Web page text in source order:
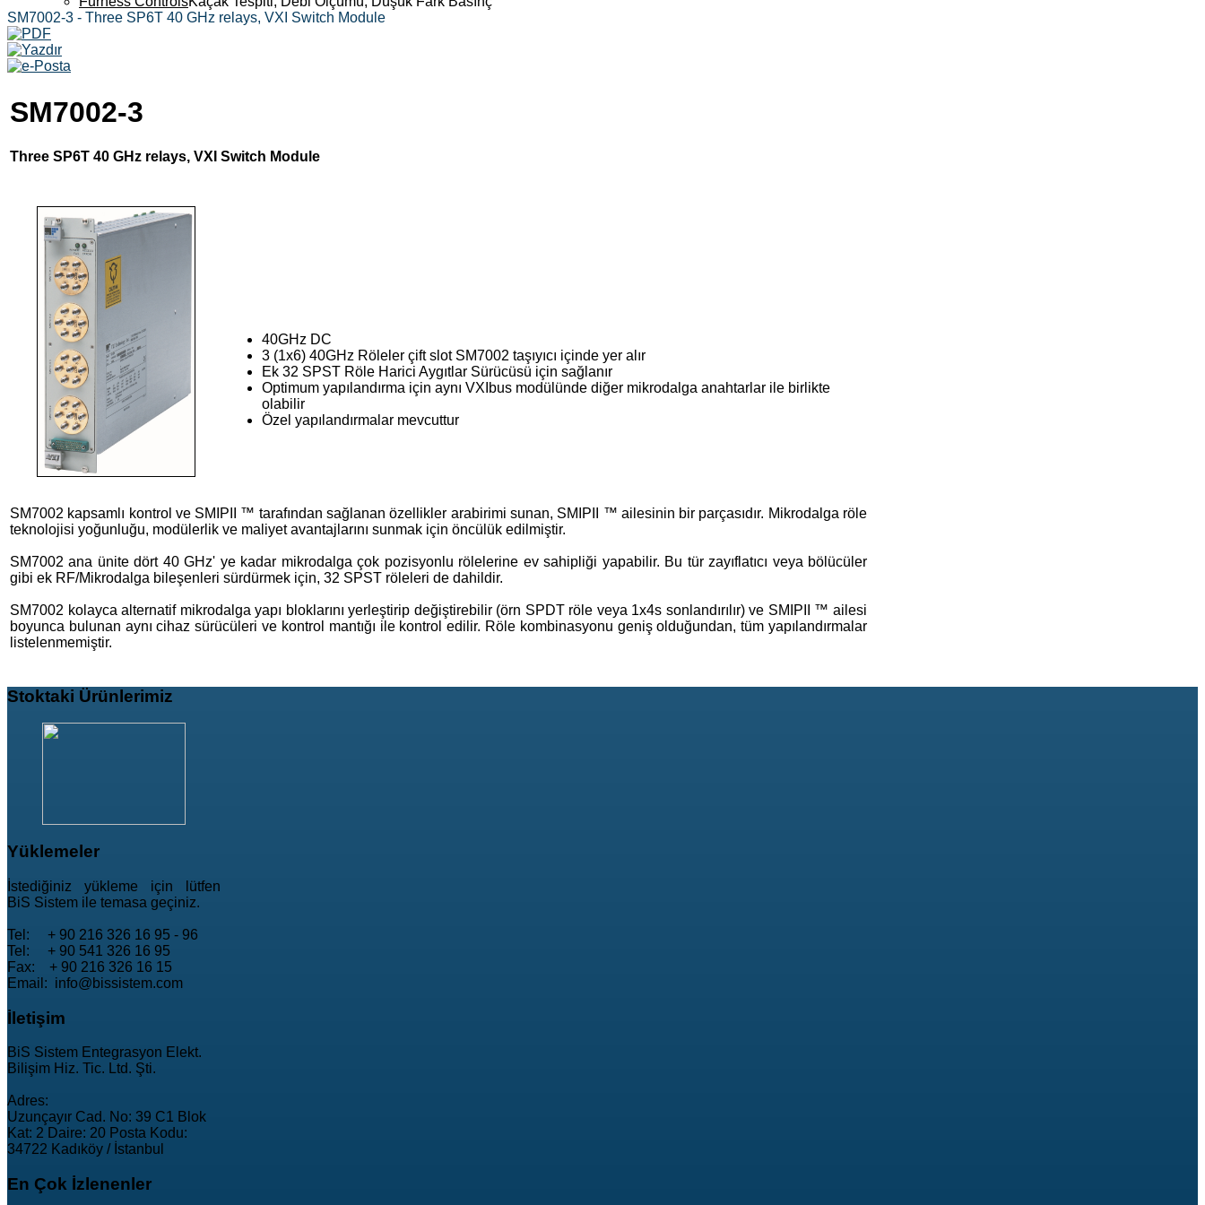
SM7002-3 - Three SP6T 40 GHz relays, VXI Switch Module
SM7002-3
Three SP6T 40 GHz relays, VXI Switch Module
40GHz DC
3 (1x6) 40GHz Röleler çift slot SM7002 taşıyıcı içinde yer alır
Ek 32 SPST Röle Harici Aygıtlar Sürücüsü için sağlanır
Optimum yapılandırma için aynı VXIbus modülünde diğer mikrodalga anahtarlar ile birlikte
olabilir
Özel yapılandırmalar mevcuttur
SM7002 kapsamlı kontrol ve SMIPII ™ tarafından sağlanan özellikler arabirimi sunan, SMIPII ™ ailesinin bir parçasıdır. Mikrodalga röle
teknolojisi yoğunluğu, modülerlik ve maliyet avantajlarını sunmak için öncülük edilmiştir.
SM7002 ana ünite dört 40 GHz' ye kadar mikrodalga çok pozisyonlu rölelerine ev sahipliği yapabilir. Bu tür zayıflatıcı veya bölücüler
gibi ek RF/Mikrodalga bileşenleri sürdürmek için, 32 SPST röleleri de dahildir.
SM7002 kolayca alternatif mikrodalga yapı bloklarını yerleştirip değiştirebilir (örn SPDT röle veya 1x4s sonlandırılır) ve SMIPII ™ ailesi
boyunca bulunan aynı cihaz sürücüleri ve kontrol mantığı ile kontrol edilir. Röle kombinasyonu geniş olduğundan, tüm yapılandırmalar
listelenmemiştir.
Stoktaki Ürünlerimiz
Yüklemeler
İstediğiniz yükleme için lütfen
BiS Sistem ile temasa geçiniz.
Tel: + 90 216 326 16 95 - 96
Tel: + 90 541 326 16 95
Fax: + 90 216 326 16 15
Email: info@bissistem.com
İletişim
BiS Sistem Entegrasyon Elekt.
Bilişim Hiz. Tic. Ltd. Şti.
Adres:
Uzunçayır Cad. No: 39 C1 Blok
Kat: 2 Daire: 20 Posta Kodu:
34722 Kadıköy / İstanbul
En Çok İzlenenler